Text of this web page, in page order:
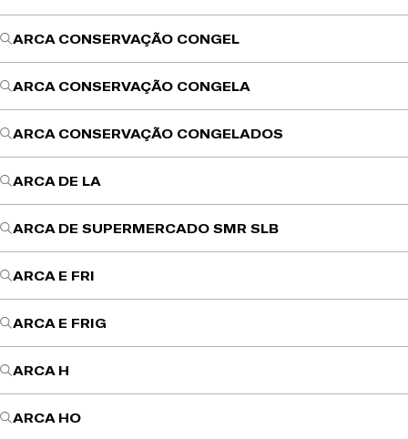
ARCA CONSERVAÇÃO CONGEL
ARCA CONSERVAÇÃO CONGELA
ARCA CONSERVAÇÃO CONGELADOS
ARCA DE LA
ARCA DE SUPERMERCADO SMR SLB
ARCA E FRI
ARCA E FRIG
ARCA H
ARCA HO